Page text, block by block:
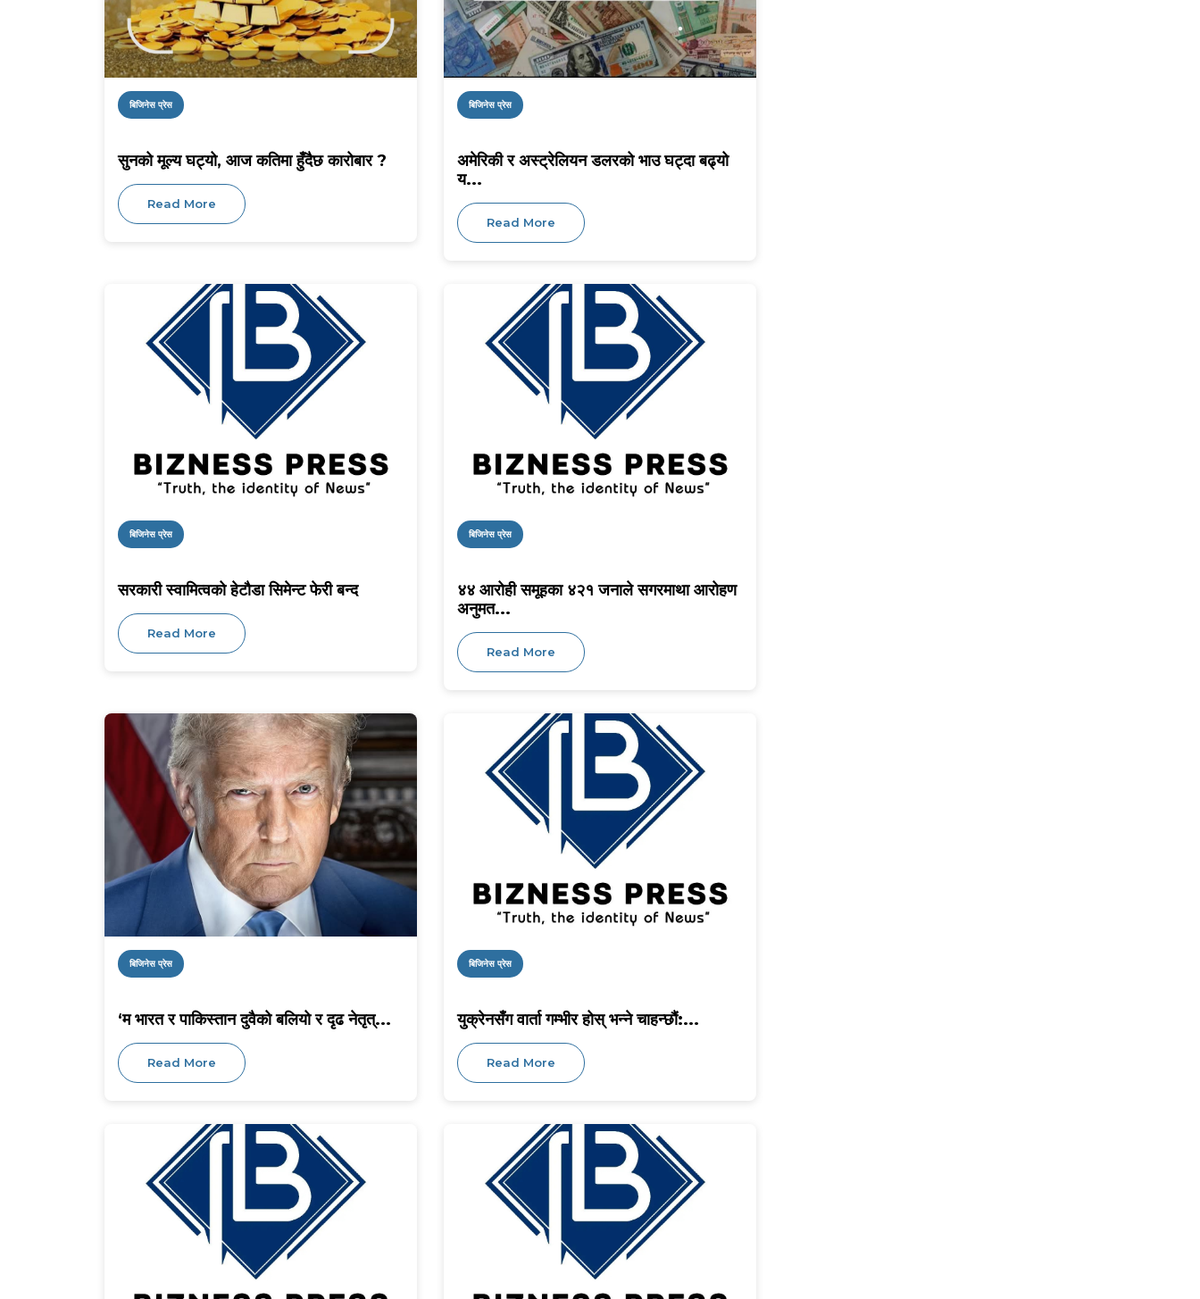
बिजिनेस प्रेस
सुनको मूल्य घट्यो, आज कतिमा हुँदैछ कारोबार ?
Read More
बिजिनेस प्रेस
अमेरिकी र अस्ट्रेलियन डलरको भाउ घट्दा बढ्यो
य...
Read More
बिजिनेस प्रेस
सरकारी स्वामित्वको हेटौडा सिमेन्ट फेरी बन्द
Read More
बिजिनेस प्रेस
४४ आरोही समूहका ४२१ जनाले सगरमाथा आरोहण
अनुमत...
Read More
बिजिनेस प्रेस
‘म भारत र पाकिस्तान दुवैको बलियो र दृढ नेतृत्...
Read More
बिजिनेस प्रेस
युक्रेनसँग वार्ता गम्भीर होस् भन्ने चाहन्छौं:...
Read More